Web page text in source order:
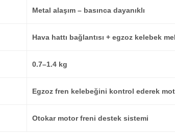
Metal alaşım – basınca dayanıklı
Hava hattı bağlantısı + egzoz kelebek
0.7–1.4 kg
Egzoz fren kelebeğini kontrol ederek
Otokar motor freni destek sistemi